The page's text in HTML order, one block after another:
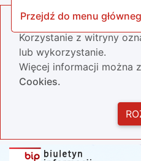
Przejdź do menu
Nasza strona
Korzystanie z witryny
lub wykorzystanie.
Więcej informacji można
Cookies.